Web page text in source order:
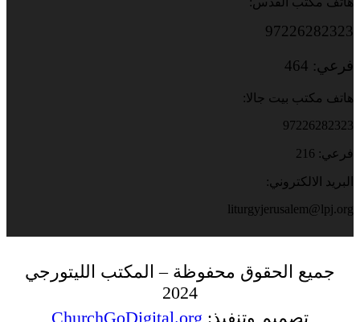
97226282323
فرعي: 464
هاتف مكتب بيت جالا:
97226282323
فرعي: 216
البريد الالكتروني:
liturgyjerusalem@lpj.org
جميع الحقوق محفوظة – المكتب الليتورجي
2024
تصميم وتنفيذ: ChurchGoDigital.org